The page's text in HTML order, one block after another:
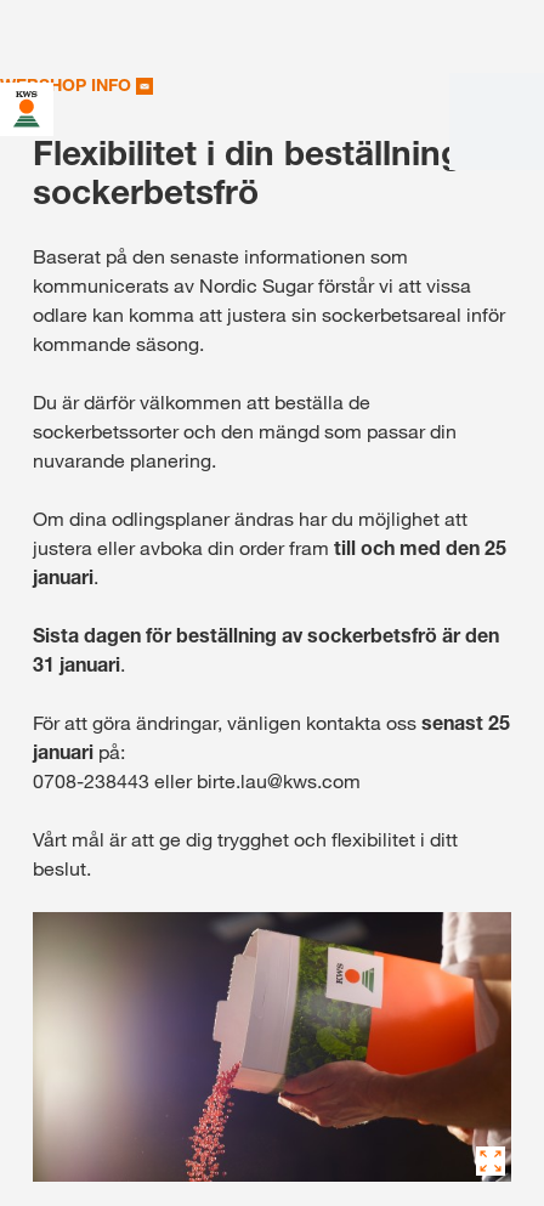
WEBSHOP INFO
Flexibilitet i din beställning av
sockerbetsfrö
Baserat på den senaste informationen som
kommunicerats av Nordic Sugar förstår vi att vissa
odlare kan komma att justera sin sockerbetsareal inför
kommande säsong.
Du är därför välkommen att beställa de
sockerbetssorter och den mängd som passar din
nuvarande planering.
Om dina odlingsplaner ändras har du möjlighet att
justera eller avboka din order fram till och med den 25
januari.
Sista dagen för beställning av sockerbetsfrö är den
31 januari.
För att göra ändringar, vänligen kontakta oss senast 25
januari på:
0708-238443 eller birte.lau@kws.com
Vårt mål är att ge dig trygghet och flexibilitet i ditt
beslut.